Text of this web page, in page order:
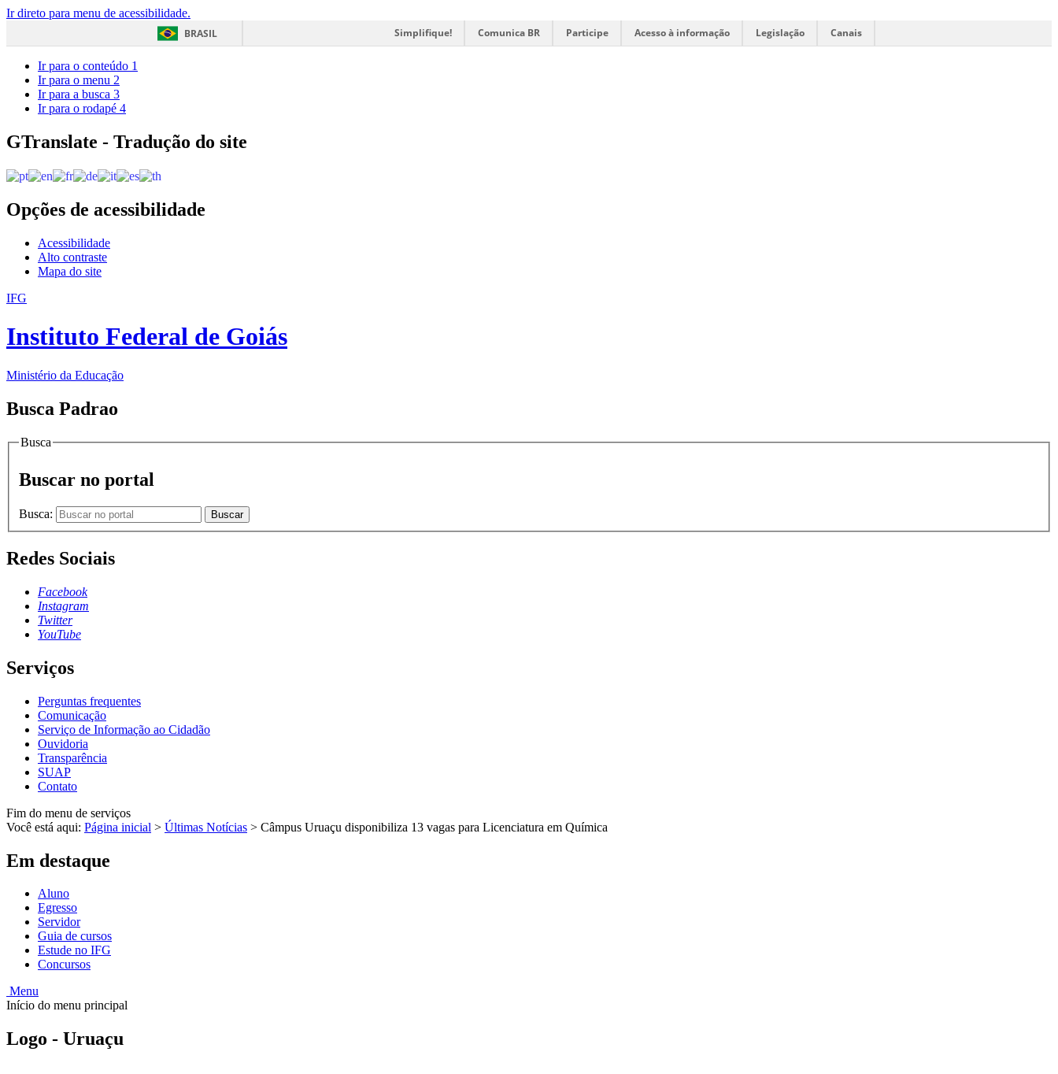
Ir direto para menu de acessibilidade.
BRASIL
Simplifique! Comunica BR Participe Acesso à informação Legislação Canais
Ir para o conteúdo 1
Ir para o menu 2
Ir para a busca 3
Ir para o rodapé 4
GTranslate - Tradução do site
Opções de acessibilidade
Acessibilidade
Alto contraste
Mapa do site
IFG
Instituto Federal de Goiás
Ministério da Educação
Busca Padrao
Busca
Buscar no portal
Busca: Buscar
Redes Sociais
Facebook
Instagram
Twitter
YouTube
Serviços
Perguntas frequentes
Comunicação
Serviço de Informação ao Cidadão
Ouvidoria
Transparência
SUAP
Contato
Fim do menu de serviços
Você está aqui: Página inicial > Últimas Notícias > Câmpus Uruaçu disponibiliza 13 vagas para Licenciatura em Química
Em destaque
Aluno
Egresso
Servidor
Guia de cursos
Estude no IFG
Concursos
Menu
Início do menu principal
Logo - Uruaçu